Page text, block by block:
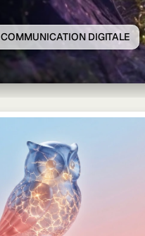
COMMUNICATION DIGITALE